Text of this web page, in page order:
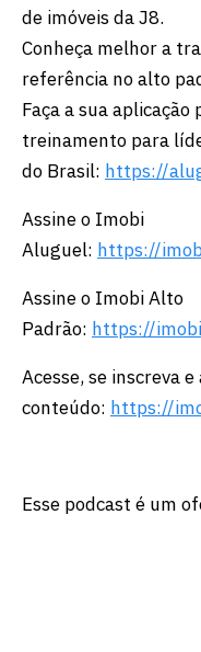
de imóveis da J8.
Conheça melhor a
referência no alto
Faça a sua
treinamento para
do Brasil: https://
Assine o Imobi
Aluguel: https://
Assine o Imobi Alto
Padrão: https://
Acesse, se inscreva
conteúdo: https://
Esse podcast é um